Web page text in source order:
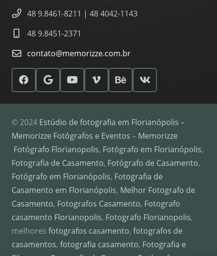
48 9.8461-8211 | 48 4042-1143
48 9.8451-2371
contato@memorizze.com.br
© 2024 Estúdio de fotografia em Florianópolis –
Memorizze Fotógrafos e Eventos – Memorizze
Fotógrafo Florianopolis, Fotógrafo em Florianópolis,
Fotografia de Casamento, Fotógrafo de Casamento,
Fotógrafo em Florianópolis, Fotografia de
Casamento em Florianópolis, Melhor Fotografo de
Casamento, Fotografos Casamento, Fotografo
casamento Florianopolis, Fotografo Florianopolis,
melhores fotografos casamento, fotografos de
casamentos, fotografia casamento, Fotografia e